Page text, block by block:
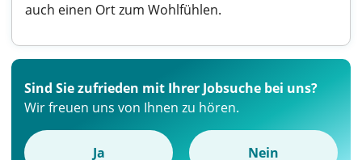
auch einen Ort zum Wohlfühlen.
Sind Sie zufrieden mit Ihrer Jobsuche bei uns?
Wir freuen uns von Ihnen zu hören.
Ja Nein